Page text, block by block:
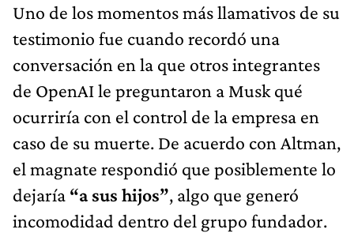
Uno de los momentos más llamativos de su
testimonio fue cuando recordó una
conversación en la que otros integrantes
de OpenAI le preguntaron a Musk qué
ocurriría con el control de la empresa en
caso de su muerte. De acuerdo con Altman,
el magnate respondió que posiblemente lo
dejaría “a sus hijos”, algo que generó
incomodidad dentro del grupo fundador.